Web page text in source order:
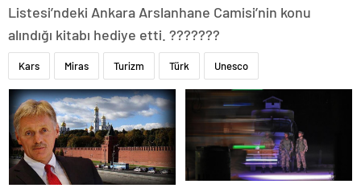
Listesi’ndeki Ankara Arslanhane Camisi’nin konu
alındığı kitabı hediye etti. ???????
Kars Miras Turizm Türk Unesco